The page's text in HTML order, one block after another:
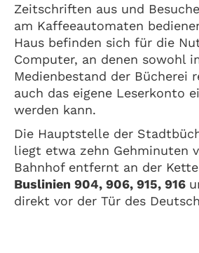
Zeitschriften aus und
am Kaffeeautomaten
Haus befinden sich für die
Computer, an denen sowohl
Medienbestand der Bücherei
auch das eigene Leserkonto
werden kann.
Die Hauptstelle der
liegt etwa zehn Gehminuten
Bahnhof entfernt an der
Buslinien 904, 906, 915, 916
direkt vor der Tür des